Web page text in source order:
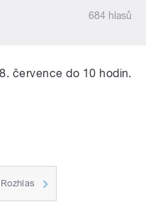
července do 10 hodin.